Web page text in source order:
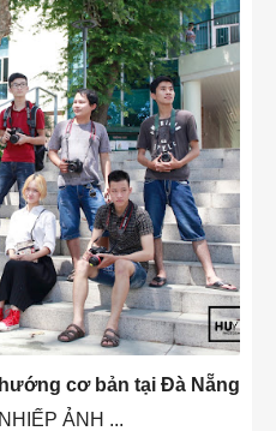
cơ bản tại Đà Nẵng
ẢNH ...